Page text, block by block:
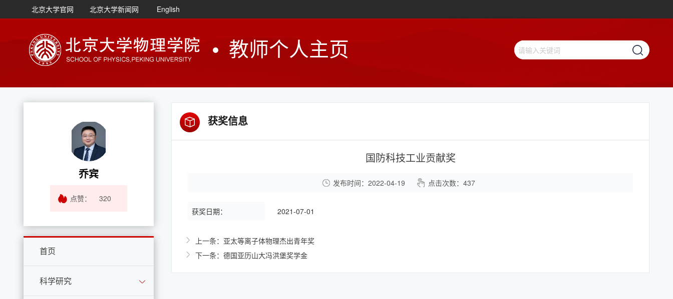
北京大学官网 北京大学新闻网 English
教师个人主页
乔宾
点赞： 320
首页
科学研究
获奖信息
国防科技工业贡献奖
发布时间：2022-04-19 点击次数：437
获奖日期： 2021-07-01
上一条：亚太等离子体物理杰出青年奖
下一条：德国亚历山大冯洪堡奖学金